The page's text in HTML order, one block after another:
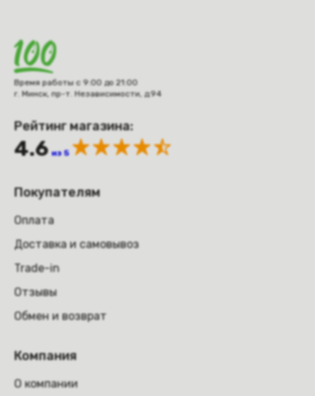
Время работы с 9:00 до 21:00
г. Минск, пр-т. Независимости, д.94
Рейтинг магазина:
4.6 из 5
Покупателям
Оплата
Доставка и самовывоз
Trade-in
Отзывы
Обмен и возврат
Компания
О компании